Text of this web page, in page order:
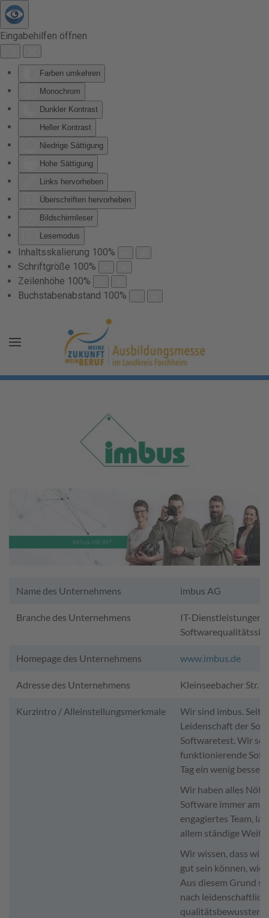
Eingabehilfen öffnen
Farben umkehren
Monochrom
Dunkler Kontrast
Heller Kontrast
Niedrige Sättigung
Hohe Sättigung
Links hervorheben
Überschriften hervorheben
Bildschirmleser
Lesemodus
Inhaltsskalierung 100%
Schriftgröße 100%
Zeilenhöhe 100%
Buchstabenabstand 100%
Zum Hauptinhalt springen
Name des Unternehmens imbus AG
Branche des Unternehmens
IT-Dienstleistungen,
Homepage des Unternehmens www.imbus.de
Adresse des Unternehmens Kleinseebacher Str.
Kurzintro / Alleinstellungsmerkmale
Wir sind imbus. Seit
Leidenschaft der
Softwaretest. Wir
funktionierende
Tag ein wenig besser
Wir haben alles
Software immer am
engagiertes Team,
allem ständige
Wir wissen, dass wir
gut sein können,
Aus diesem Grund
nach
qualitätsbewussten